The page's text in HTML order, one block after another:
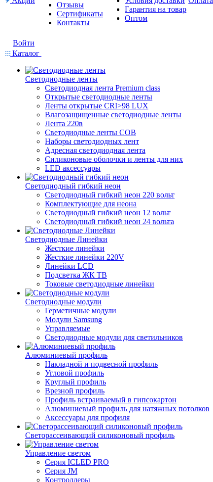
Отзывы
Сертификаты
Контакты
Гарантия на товар
Оптом
Войти
Каталог
Светодиодные ленты
Светодиодная лента Premium class
Открытые светодиодные ленты
Ленты открытые CRI>98 LUX
Влагозащищенные светодиодные ленты
Лента 220в
Светодиодные ленты COB
Наборы светодиодных лент
Адресная светодиодная лента
Силиконовые оболочки и ленты для них
LED аксессуары
Светодиодный гибкий неон
Светодиодный гибкий неон 220 вольт
Комплектующие для неона
Светодиодный гибкий неон 12 вольт
Светодиодный гибкий неон 24 вольта
Светодиодные Линейки
Жесткие линейки
Жесткие линейки 220V
Линейки LCD
Подсветка ЖК ТВ
Токовые светодиодные линейки
Светодиодные модули
Герметичные модули
Модули Samsung
Управляемые
Светодиодные модули для светильников
Алюминиевый профиль
Накладной и подвесной профиль
Угловой профиль
Круглый профиль
Врезной профиль
Профиль встраиваемый в гипсокартон
Алюминиевый профиль для натяжных потолков
Аксессуары для профиля
Светорассеивающий силиконовый профиль
Управление светом
Серия ICLED PRO
Серия JM
Контроллеры